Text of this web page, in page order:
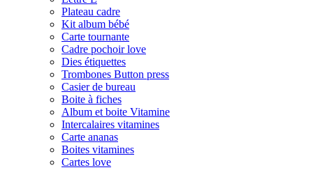
Plateau cadre
Kit album bébé
Carte tournante
Cadre pochoir love
Dies étiquettes
Trombones Button press
Casier de bureau
Boite à fiches
Album et boite Vitamine
Intercalaires vitamines
Carte ananas
Boites vitamines
Cartes love